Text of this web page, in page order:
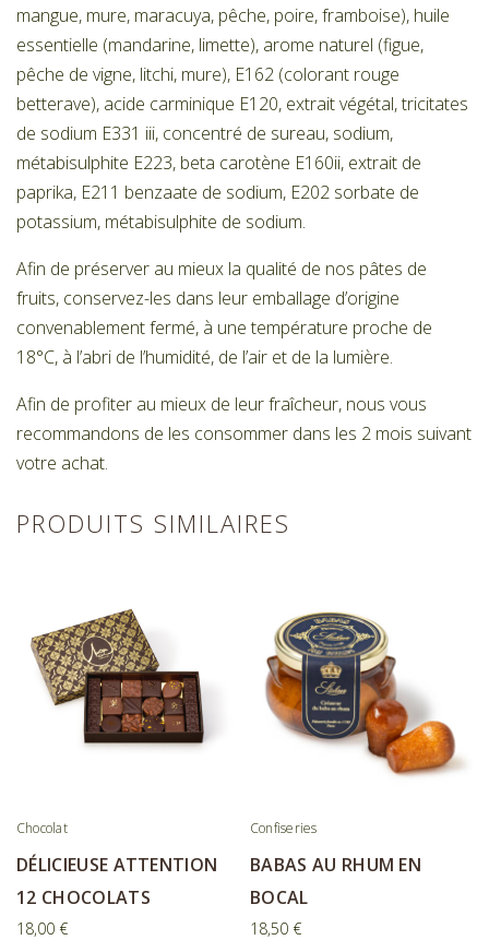
mangue, mure, maracuya, pêche, poire, framboise), huile
essentielle (mandarine, limette), arome naturel (figue,
pêche de vigne, litchi, mure), E162 (colorant rouge
betterave), acide carminique E120, extrait végétal, tricitates
de sodium E331 iii, concentré de sureau, sodium,
métabisulphite E223, beta carotène E160ii, extrait de
paprika, E211 benzaate de sodium, E202 sorbate de
potassium, métabisulphite de sodium.
Afin de préserver au mieux la qualité de nos pâtes de
fruits, conservez-les dans leur emballage d’origine
convenablement fermé, à une température proche de
18°C, à l’abri de l’humidité, de l’air et de la lumière.
Afin de profiter au mieux de leur fraîcheur, nous vous
recommandons de les consommer dans les 2 mois suivant
votre achat.
PRODUITS SIMILAIRES
Chocolat
DÉLICIEUSE ATTENTION
12 CHOCOLATS
18,00 €
Confiseries
BABAS AU RHUM EN
BOCAL
18,50 €